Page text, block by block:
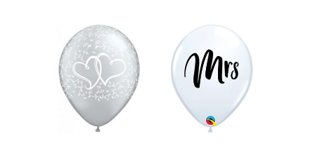
360,00RSD 360,00RSD